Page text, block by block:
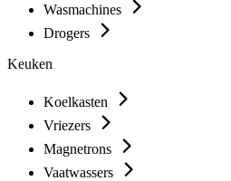
Wasmachines
Drogers
Keuken
Koelkasten
Vriezers
Magnetrons
Vaatwassers